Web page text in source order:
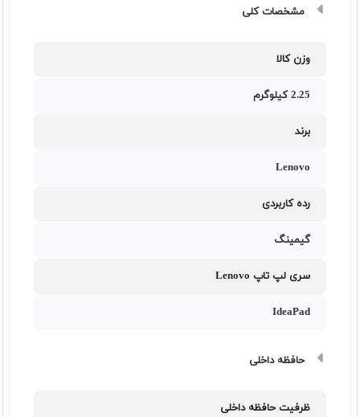
مشخصات کلی
وزن کالا
2.25 کیلوگرم
برند
Lenovo
رده کاربردی
گیمینگ
سری لپ تاپ Lenovo
IdeaPad
حافظه داخلی
ظرفیت حافظه داخلی